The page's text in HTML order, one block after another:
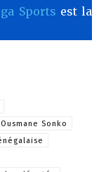
Sports est la
Ousmane Sonko